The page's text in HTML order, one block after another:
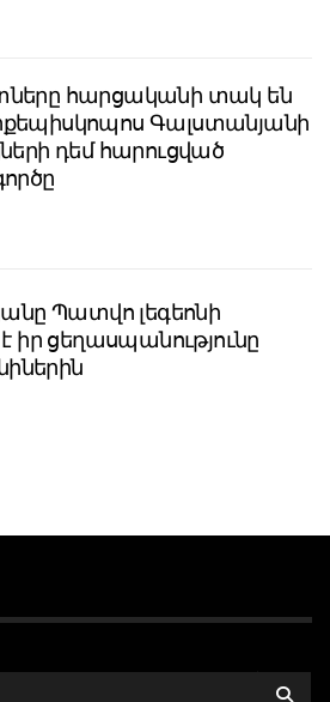
հարցականի տակ են
Գալստանյանի
դեմ հարուցված
Պատվո լեգեոնի
իր ցեղասպանությունը